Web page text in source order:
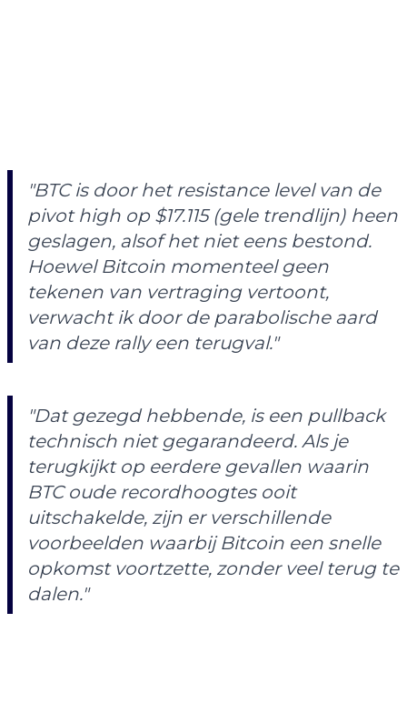
"BTC is door het resistance level van de
pivot high op $17.115 (gele trendlijn) heen
geslagen, alsof het niet eens bestond.
Hoewel Bitcoin momenteel geen
tekenen van vertraging vertoont,
verwacht ik door de parabolische aard
van deze rally een terugval."
"Dat gezegd hebbende, is een pullback
technisch niet gegarandeerd. Als je
terugkijkt op eerdere gevallen waarin
BTC oude recordhoogtes ooit
uitschakelde, zijn er verschillende
voorbeelden waarbij Bitcoin een snelle
opkomst voortzette, zonder veel terug te
dalen."